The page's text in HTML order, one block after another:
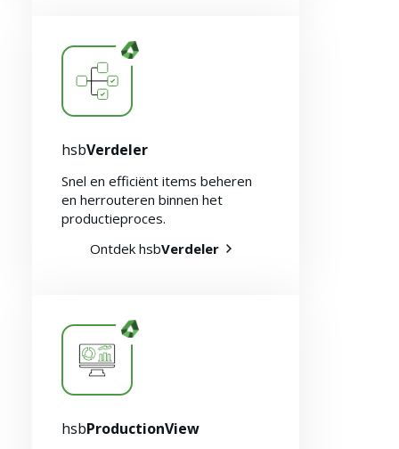
Over ons
hsbVerdeler
Snel en efficiënt items beheren
en herrouteren binnen het
productieproces.
Ontdek hsbVerdeler
hsbProductionView